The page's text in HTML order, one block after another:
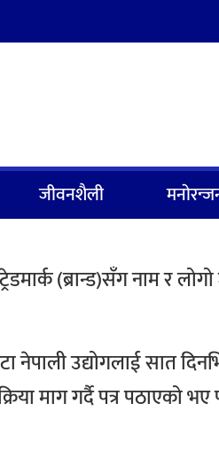
जीवनशैली
(ब्रान्ड)सँग नाम र
नेपाली उद्योगलाई सात
माग गर्दै पत्र पठाएको